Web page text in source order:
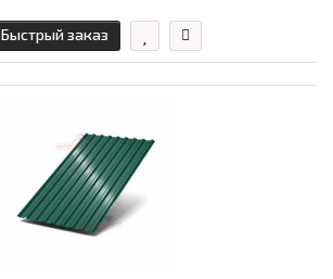
Быстрый заказ